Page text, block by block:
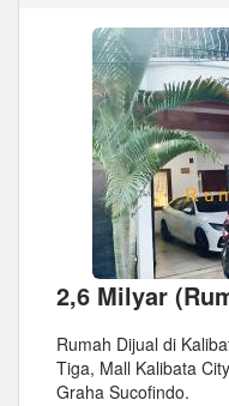
2,6 Milyar
Rumah Dijual di
Tiga, Mall Kalibata
Graha Sucofindo.